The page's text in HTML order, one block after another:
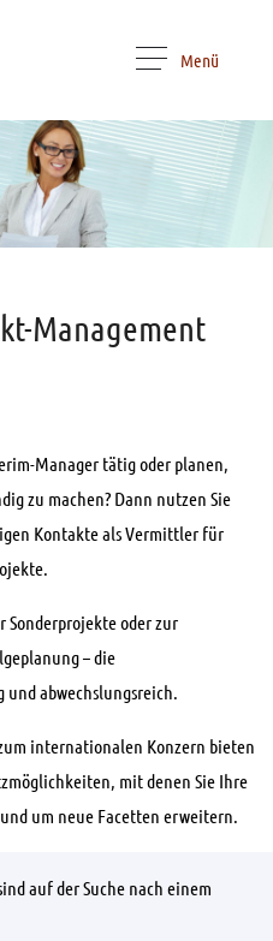
Menü
Management
Manager tätig oder planen,
zu machen? Dann nutzen Sie
Kontakte als Vermittler für
Sonderprojekte oder zur
– die
abwechslungsreich.
internationalen Konzern bieten
mit denen Sie Ihre
um neue Facetten erweitern.
auf der Suche nach einem